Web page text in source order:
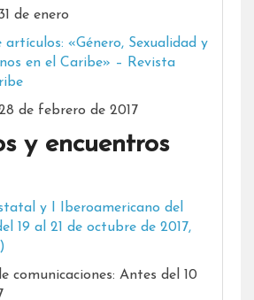
de enero
«Género, Sexualidad y
en el Caribe» – Revista
de febrero de 2017
y encuentros
y I Iberoamericano del
19 al 21 de octubre de 2017,
comunicaciones: Antes del 10